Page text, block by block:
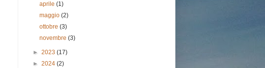
aprile(1)
maggio(2)
ottobre(3)
novembre(3)
► 2023 (17)
► 2024 (2)